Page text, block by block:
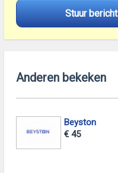
Stuur bericht
Anderen bekeken
Beyston
€ 45